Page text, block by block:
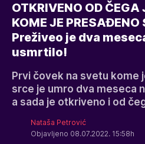
OTKRIVENO OD ČEGA
KOME JE PRESAĐENO
Preživeo je dva
usmrtilo!
Prvi čovek na svetu kome
srce je umro dva meseca
a sada je otkriveno i od
Nataša Petrović
Objavljeno 08.07.2022. 15:58h